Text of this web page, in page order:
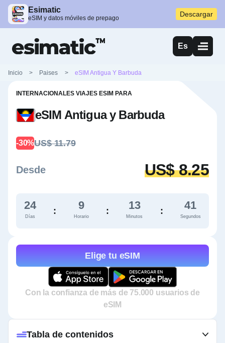
Esimatic
eSIM y datos móviles de prepago Descargar
Es
Inicio > Paises > eSIM Antigua Y Barbuda
INTERNACIONALES VIAJES ESIM PARA
eSIM Antigua y Barbuda
-30%US$ 11.79
Desde US$ 8.25
24
Días
: 9
Horario
: 13
Minutos
: 40
Segundos
Elige tu eSIM
Con la confianza de más de 75.000 usuarios de
eSIM
Tabla de contenidos